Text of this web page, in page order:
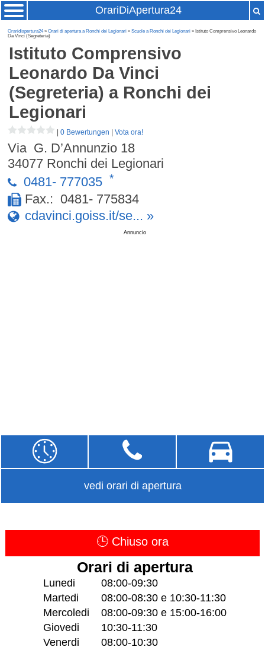
OrariDiApertura24
Oraridiapertura24»Orari di apertura a Ronchi dei Legionari »Scuole a Ronchi dei Legionari » Istituto Comprensivo Leonardo
Da Vinci (Segreteria)
Istituto Comprensivo
Leonardo Da Vinci
(Segreteria) a Ronchi dei
Legionari
|0 Bewertungen |Vota ora!
Via G. D’Annunzio 18
34077 Ronchi dei Legionari
0481- 777035 *
Fax.: 0481- 775834
cdavinci.goiss.it/se... »
Annuncio
vedi orari di apertura
🕒 Chiuso ora
Orari di apertura
Lunedi
08:00-09:30
Martedi
08:00-08:30 e 10:30-11:30
Mercoledi
08:00-09:30 e 15:00-16:00
Giovedi
10:30-11:30
Venerdi
08:00-10:30